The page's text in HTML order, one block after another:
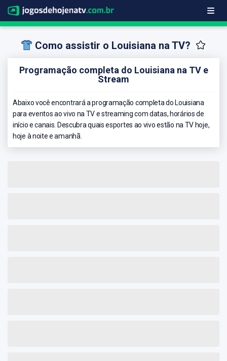
Como assistir o Louisiana na TV?
Programação completa do Louisiana na TV e
Stream
Abaixo você encontrará a programação completa do Louisiana
para eventos ao vivo na TV e streaming com datas, horários de
início e canais. Descubra quais esportes ao vivo estão na TV hoje,
hoje à noite e amanhã.